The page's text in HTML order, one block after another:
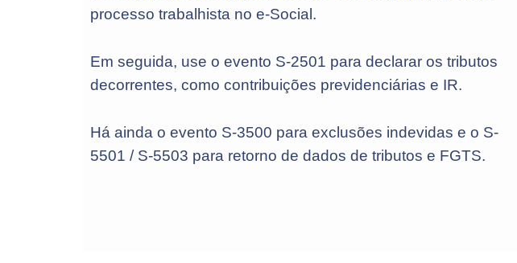
processo trabalhista no e-Social.
Em seguida, use o evento S-2501 para declarar os tributos
decorrentes, como contribuições previdenciárias e IR.
Há ainda o evento S-3500 para exclusões indevidas e o S-
5501 / S-5503 para retorno de dados de tributos e FGTS.